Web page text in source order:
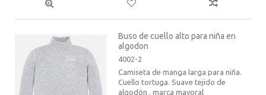
Buso de cuello alto para niña en
algodon
4002-2
Camiseta de manga larga para niña.
Cuello tortuga. Suave tejido de
algodón . marca mayoral